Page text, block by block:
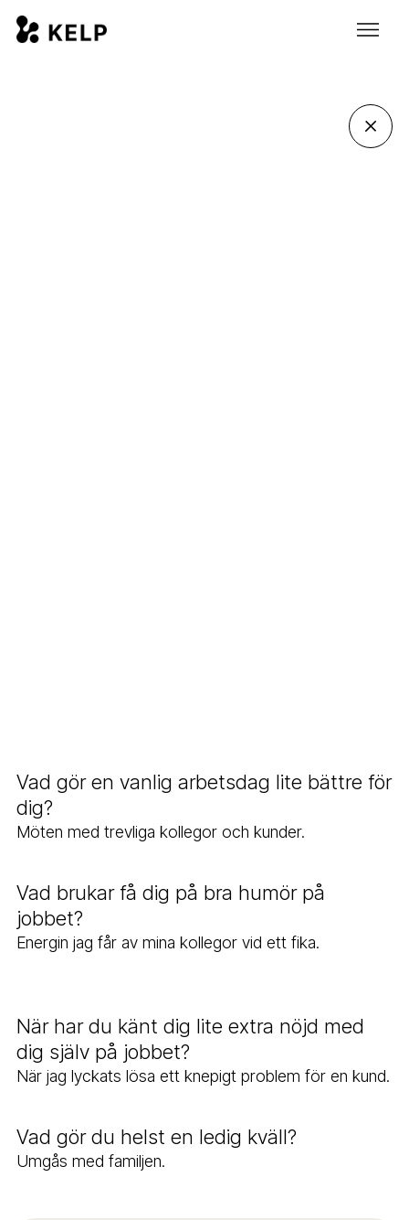
Vad gör en vanlig arbetsdag lite bättre för
dig?
Möten med trevliga kollegor och kunder.
Vad brukar få dig på bra humör på
jobbet?
Energin jag får av mina kollegor vid ett fika.
När har du känt dig lite extra nöjd med
dig själv på jobbet?
När jag lyckats lösa ett knepigt problem för en kund.
Vad gör du helst en ledig kväll?
Umgås med familjen.